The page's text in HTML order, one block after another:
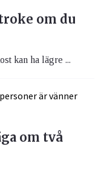
om du
kan ha lägre ...
om två